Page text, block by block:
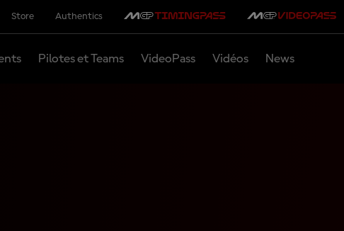
Store Authentics
Pilotes et Teams VideoPass Vidéos News